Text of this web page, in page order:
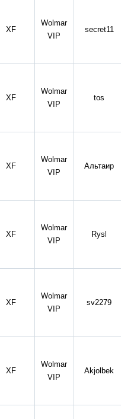
XF
Wolmar
VIP
secret11
XF
Wolmar
VIP
tos
XF
Wolmar
VIP
Альтаир
XF
Wolmar
VIP
Rysl
XF
Wolmar
VIP
sv2279
XF
Wolmar
VIP
Akjolbek